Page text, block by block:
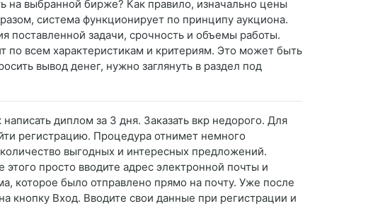
на выбранной бирже? Как правило, изначально цены
система функционирует по принципу аукциона.
поставленной задачи, срочность и объемы работы.
по всем характеристикам и критериям. Это может быть
вывод денег, нужно заглянуть в раздел под
диплом за 3 дня. Заказать вкр недорого. Для
регистрацию. Процедура отнимет немного
выгодных и интересных предложений.
просто вводите адрес электронной почты и
которое было отправлено прямо на почту. Уже после
кнопку Вход. Вводите свои данные при регистрации и